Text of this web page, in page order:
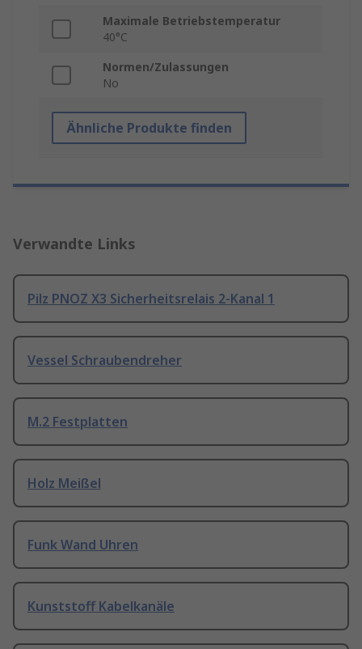
Maximale Betriebstemperatur
40°C
Normen/Zulassungen
No
Ähnliche Produkte finden
Verwandte Links
Pilz PNOZ X3 Sicherheitsrelais 2-Kanal 1
Vessel Schraubendreher
M.2 Festplatten
Holz Meißel
Funk Wand Uhren
Kunststoff Kabelkanäle